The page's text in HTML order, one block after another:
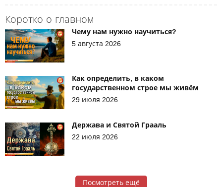
Коротко о главном
Чему нам нужно научиться?
5 августа 2026
Как определить, в каком
государственном строе мы живём
29 июля 2026
Держава и Святой Грааль
22 июля 2026
Посмотреть ещё